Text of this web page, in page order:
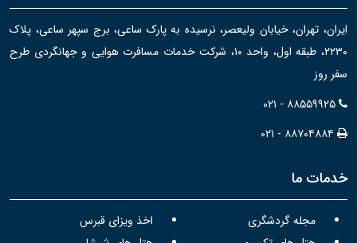
ایران، تهران، خیابان ولیعصر، نرسیده به پارک ساعی، برج سپهر ساعی، پلاک
۲۲۳۰، طبقه اول، واحد ۱۰، شرکت خدمات مسافرت هوایی و جهانگردی طرح
سفر روز
۰۲۱ - ۸۸۵۵۹۹۲۵
۰۲۱ - ۸۸۷۰۴۸۸۴
خدمات ما
مجله گردشگری
اخذ ویزای قبرس